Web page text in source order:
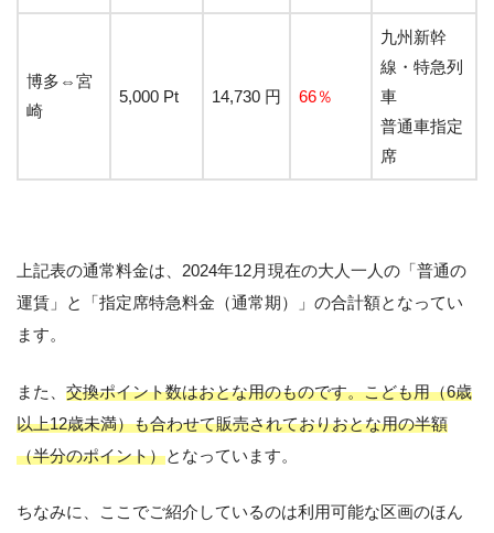
博多⇔宮
崎
5,000 Pt 14,730 円 66％
九州新幹
線・特急列
車
普通車指定
席
上記表の通常料金は、2024年12月現在の大人一人の「普通の
運賃」と「指定席特急料金（通常期）」の合計額となってい
ます。
また、 交換ポイント数はおとな用のものです。こども用（6歳
以上12歳未満）も合わせて販売されておりおとな用の半額
（半分のポイント）となっています。
ちなみに、ここでご紹介しているのは利用可能な区画のほん